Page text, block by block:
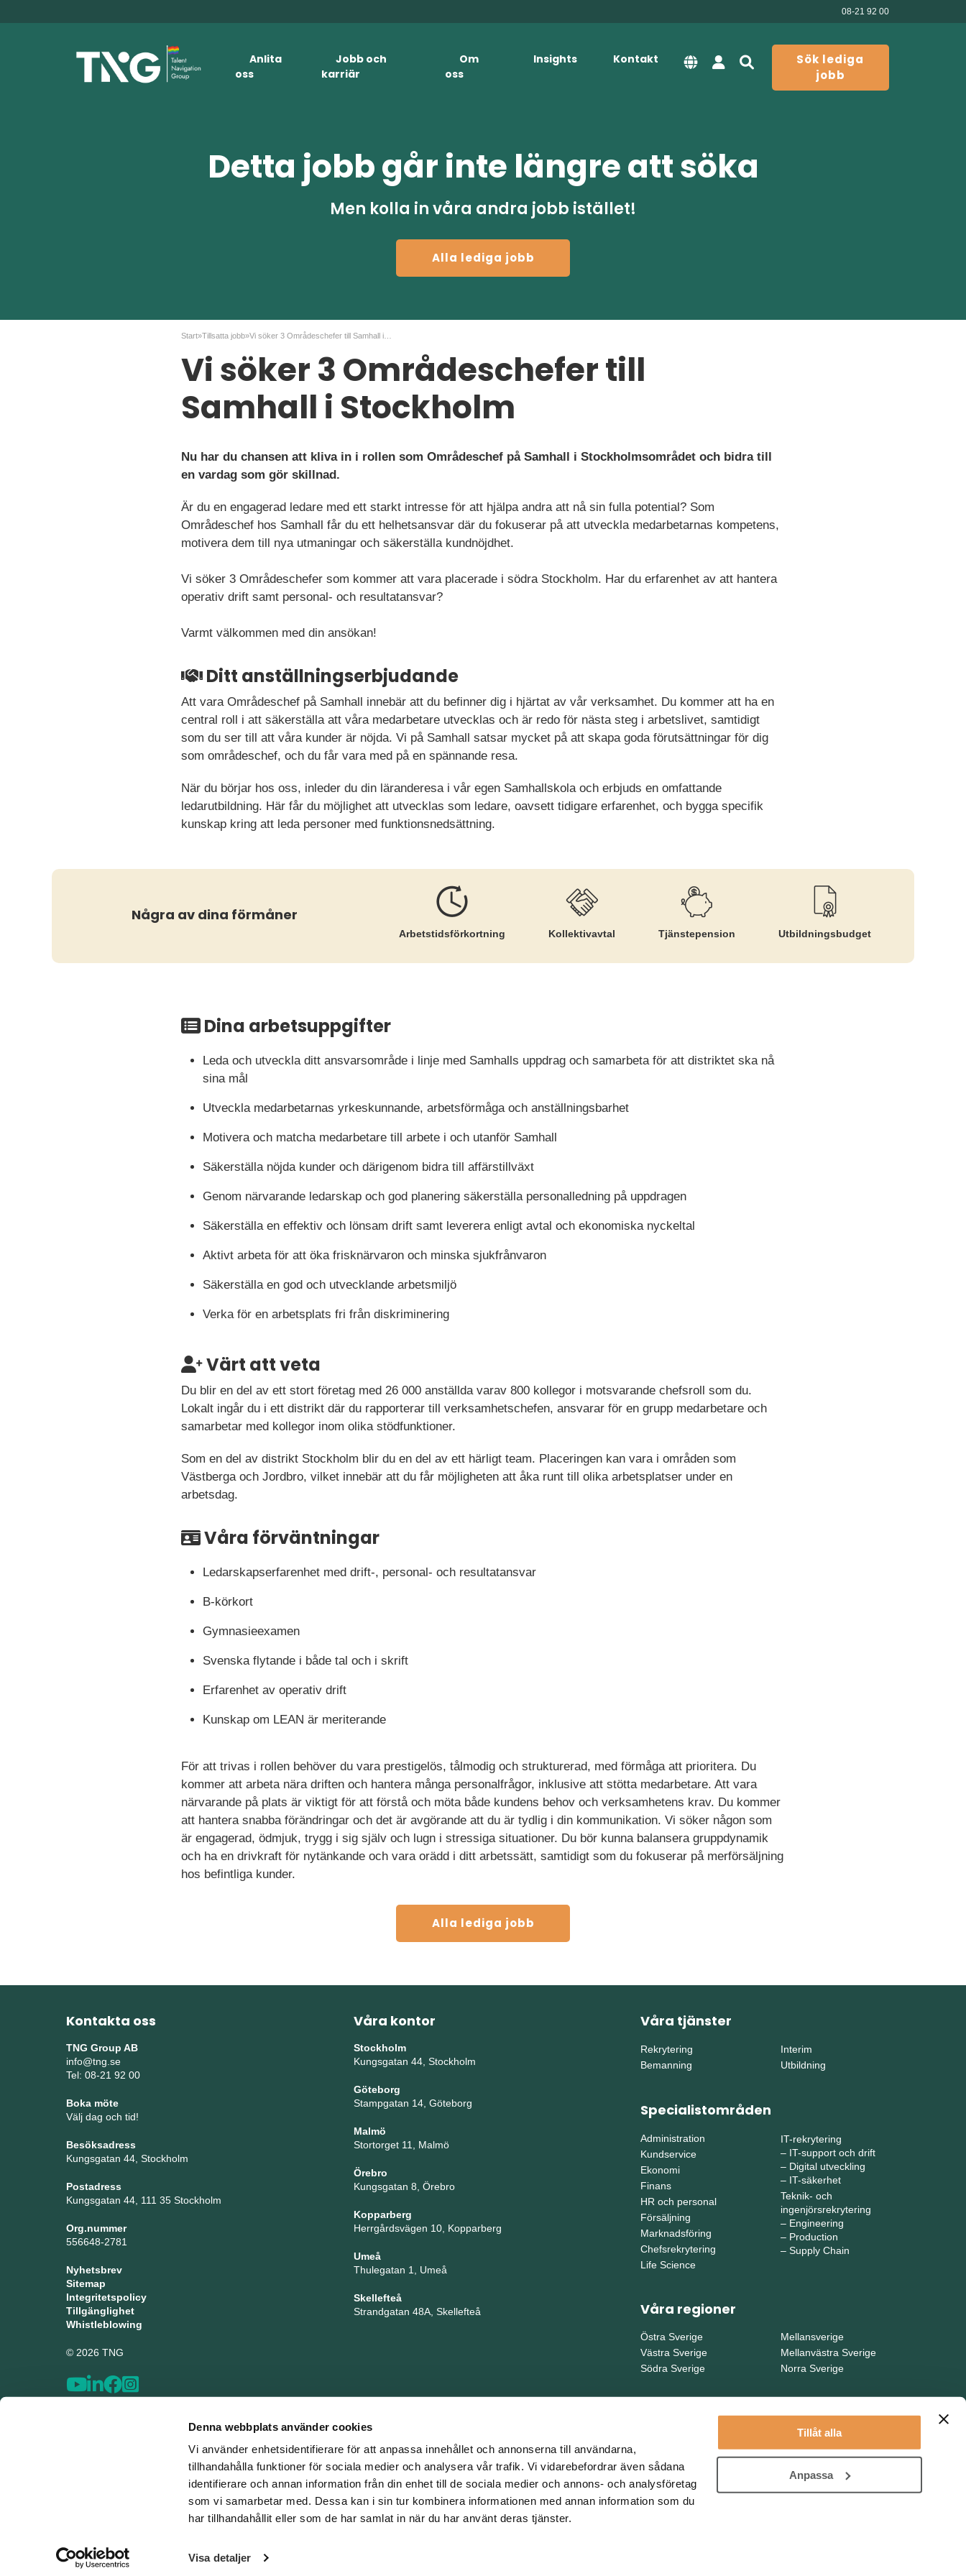
Denna webbplats använder cookies
Vi använder enhetsidentifierare för att anpassa innehållet och annonserna till användarna,
tillhandahålla funktioner för sociala medier och analysera vår trafik. Vi vidarebefordrar även sådana
identifierare och annan information från din enhet till de sociala medier och annons- och analysföretag
som vi samarbetar med. Dessa kan i sin tur kombinera informationen med annan information som du
har tillhandahållit eller som de har samlat in när du har använt deras tjänster.
Visa detaljer
Tillåt alla
Anpassa
08-21 92 00
Anlita
oss
Jobb och
karriär
Om
oss
Insights Kontakt
Sök lediga
jobb
Detta jobb går inte längre att söka
Men kolla in våra andra jobb istället!
Alla lediga jobb
Start»Tillsatta jobb»
Vi söker 3 Områdeschefer till
Samhall i Stockholm
Nu har du chansen att kliva in i rollen som Områdeschef på Samhall i Stockholmsområdet och bidra till
en vardag som gör skillnad.
Är du en engagerad ledare med ett starkt intresse för att hjälpa andra att nå sin fulla potential? Som
Områdeschef hos Samhall får du ett helhetsansvar där du fokuserar på att utveckla medarbetarnas kompetens,
motivera dem till nya utmaningar och säkerställa kundnöjdhet.
Vi söker 3 Områdeschefer som kommer att vara placerade i södra Stockholm. Har du erfarenhet av att hantera
operativ drift samt personal- och resultatansvar?
Varmt välkommen med din ansökan!
Ditt anställningserbjudande
Att vara Områdeschef på Samhall innebär att du befinner dig i hjärtat av vår verksamhet. Du kommer att ha en
central roll i att säkerställa att våra medarbetare utvecklas och är redo för nästa steg i arbetslivet, samtidigt
som du ser till att våra kunder är nöjda. Vi på Samhall satsar mycket på att skapa goda förutsättningar för dig
som områdeschef, och du får vara med på en spännande resa.
När du börjar hos oss, inleder du din läranderesa i vår egen Samhallskola och erbjuds en omfattande
ledarutbildning. Här får du möjlighet att utvecklas som ledare, oavsett tidigare erfarenhet, och bygga specifik
kunskap kring att leda personer med funktionsnedsättning.
Några av dina förmåner
Arbetstids­förkortning Kollektiv­avtal Tjänste­pension Utbildnings­budget
Dina arbetsuppgifter
Leda och utveckla ditt ansvarsområde i linje med Samhalls uppdrag och samarbeta för att distriktet ska nå
sina mål
Utveckla medarbetarnas yrkeskunnande, arbetsförmåga och anställningsbarhet
Motivera och matcha medarbetare till arbete i och utanför Samhall
Säkerställa nöjda kunder och därigenom bidra till affärstillväxt
Genom närvarande ledarskap och god planering säkerställa personalledning på uppdragen
Säkerställa en effektiv och lönsam drift samt leverera enligt avtal och ekonomiska nyckeltal
Aktivt arbeta för att öka frisknärvaron och minska sjukfrånvaron
Säkerställa en god och utvecklande arbetsmiljö
Verka för en arbetsplats fri från diskriminering
Värt att veta
Du blir en del av ett stort företag med 26 000 anställda varav 800 kollegor i motsvarande chefsroll som du.
Lokalt ingår du i ett distrikt där du rapporterar till verksamhetschefen, ansvarar för en grupp medarbetare och
samarbetar med kollegor inom olika stödfunktioner.
Som en del av distrikt Stockholm blir du en del av ett härligt team. Placeringen kan vara i områden som
Västberga och Jordbro, vilket innebär att du får möjligheten att åka runt till olika arbetsplatser under en
arbetsdag.
Våra förväntningar
Ledarskapserfarenhet med drift-, personal- och resultatansvar
B-körkort
Gymnasieexamen
Svenska flytande i både tal och i skrift
Erfarenhet av operativ drift
Kunskap om LEAN är meriterande
För att trivas i rollen behöver du vara prestigelös, tålmodig och strukturerad, med förmåga att prioritera. Du
kommer att arbeta nära driften och hantera många personalfrågor, inklusive att stötta medarbetare. Att vara
närvarande på plats är viktigt för att förstå och möta både kundens behov och verksamhetens krav. Du kommer
att hantera snabba förändringar och det är avgörande att du är tydlig i din kommunikation. Vi söker någon som
är engagerad, ödmjuk, trygg i sig själv och lugn i stressiga situationer. Du bör kunna balansera gruppdynamik
och ha en drivkraft för nytänkande och vara orädd i ditt arbetssätt, samtidigt som du fokuserar på merförsäljning
hos befintliga kunder.
Alla lediga jobb
Kontakta oss
TNG Group AB
info@tng.se
Tel: 08-21 92 00
Boka möte
Välj dag och tid!
Besöksadress
Kungsgatan 44, Stockholm
Postadress
Kungsgatan 44, 111 35 Stockholm
Org.nummer
556648-2781
Nyhetsbrev
Sitemap
Integritetspolicy
Tillgänglighet
Whistleblowing
© 2026 TNG
Våra kontor
Stockholm
Kungsgatan 44, Stockholm
Göteborg
Stampgatan 14, Göteborg
Malmö
Stortorget 11, Malmö
Örebro
Kungsgatan 8, Örebro
Kopparberg
Herrgårdsvägen 10, Kopparberg
Umeå
Thulegatan 1, Umeå
Skellefteå
Strandgatan 48A, Skellefteå
Våra tjänster
Rekrytering
Bemanning
Interim
Utbildning
Specialistområden
Administration
Kundservice
Ekonomi
Finans
HR och personal
Försäljning
Marknadsföring
Chefsrekrytering
Life Science
IT-rekrytering
– IT-support och drift
– Digital utveckling
– IT-säkerhet
Teknik- och
ingenjörsrekrytering
– Engineering
– Production
– Supply Chain
Våra regioner
Östra Sverige
Västra Sverige
Södra Sverige
Mellansverige
Mellanvästra Sverige
Norra Sverige
TNG är en del i företagsgruppen Key People Group